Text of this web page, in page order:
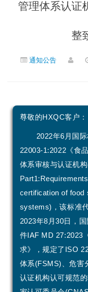
管理体系认证
整
通知公告
尊敬的HXQC客户：
2022年6月国
22003-1:2022《食
体系审核与认证机
certification of food
systems)，该标准
2023年8月30日，
件IAF MD 27:2023
求》，规定了ISO
体系(FSMS)、危害
认证机构认可规范